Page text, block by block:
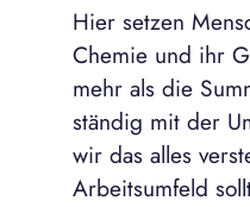
Hier setzen
Chemie und ihr
mehr als die
ständig mit der
wir das alles
Arbeitsumfeld